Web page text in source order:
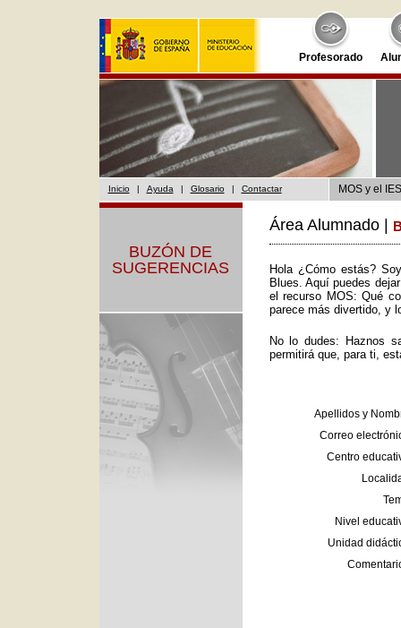
Profesorado
Inicio | Ayuda | Glosario | Contactar MOS y el
BUZÓN DE
SUGERENCIAS
Área Alumnado |
Hola ¿Cómo estás?
Blues. Aquí puedes
el recurso MOS: Qué
parece más divertido, y
No lo dudes: Haznos
permitirá que, para ti,
Apellidos y
Correo
Centro
Nivel
Unidad